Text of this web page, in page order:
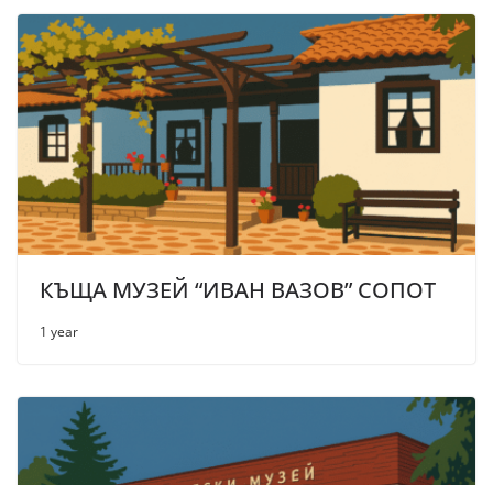
КЪЩА МУЗЕЙ “ИВАН ВАЗОВ” СОПОТ
1 year